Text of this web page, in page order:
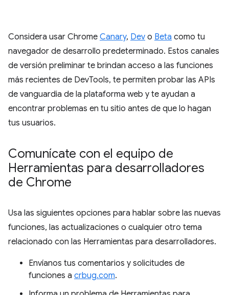
Considera usar Chrome Canary, Dev o Beta como tu
navegador de desarrollo predeterminado. Estos canales
de versión preliminar te brindan acceso a las funciones
más recientes de DevTools, te permiten probar las APIs
de vanguardia de la plataforma web y te ayudan a
encontrar problemas en tu sitio antes de que lo hagan
tus usuarios.
Comunícate con el equipo de
Herramientas para desarrolladores
de Chrome
Usa las siguientes opciones para hablar sobre las nuevas
funciones, las actualizaciones o cualquier otro tema
relacionado con las Herramientas para desarrolladores.
Envíanos tus comentarios y solicitudes de
funciones a crbug.com.